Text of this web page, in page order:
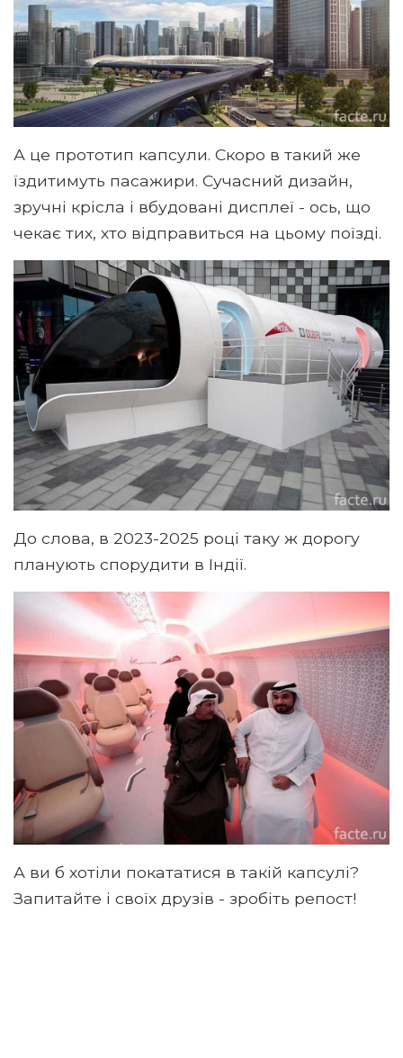
А це прототип капсули. Скоро в такий же
їздитимуть пасажири. Сучасний дизайн,
зручні крісла і вбудовані дисплеї - ось, що
чекає тих, хто відправиться на цьому поїзді.
До слова, в 2023-2025 році таку ж дорогу
планують спорудити в Індії.
А ви б хотіли покататися в такій капсулі?
Запитайте і своїх друзів - зробіть репост!